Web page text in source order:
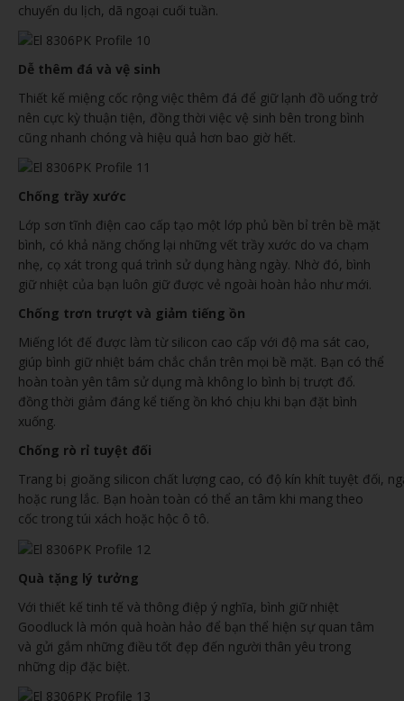
chuyến du lịch, dã ngoại cuối tuần.
Dễ thêm đá và vệ sinh
Thiết kế miệng cốc rộng việc thêm đá để giữ lạnh đồ uống trở
nên cực kỳ thuận tiện, đồng thời việc vệ sinh bên trong bình
cũng nhanh chóng và hiệu quả hơn bao giờ hết.
Chống trầy xước
Lớp sơn tĩnh điện cao cấp tạo một lớp phủ bền bỉ trên bề mặt
bình, có khả năng chống lại những vết trầy xước do va chạm
nhẹ, cọ xát trong quá trình sử dụng hàng ngày. Nhờ đó, bình
giữ nhiệt của bạn luôn giữ được vẻ ngoài hoàn hảo như mới.
Chống trơn trượt và giảm tiếng ồn
Miếng lót đế được làm từ silicon cao cấp với độ ma sát cao,
giúp bình giữ nhiệt bám chắc chắn trên mọi bề mặt. Bạn có thể
hoàn toàn yên tâm sử dụng mà không lo bình bị trượt đổ.
đồng thời giảm đáng kể tiếng ồn khó chịu khi bạn đặt bình
xuống.
Chống rò rỉ tuyệt đối
Trang bị gioăng silicon chất lượng cao, có độ kín khít tuyệt đối,
hoặc rung lắc. Bạn hoàn toàn có thể an tâm khi mang theo
cốc trong túi xách hoặc hộc ô tô.
Quà tặng lý tưởng
Với thiết kế tinh tế và thông điệp ý nghĩa, bình giữ nhiệt
Goodluck là món quà hoàn hảo để bạn thể hiện sự quan tâm
và gửi gắm những điều tốt đẹp đến người thân yêu trong
những dịp đặc biệt.